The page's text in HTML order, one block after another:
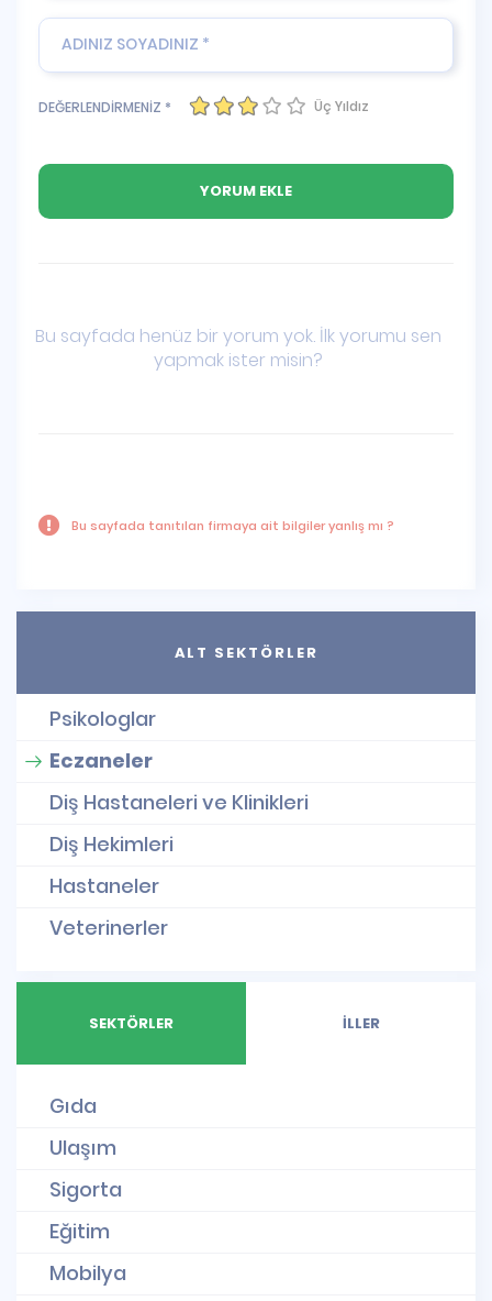
DEĞERLENDİRMENİZ * Üç Yıldız
Bu sayfada henüz bir yorum yok. İlk yorumu sen
yapmak ister misin?
Bu sayfada tanıtılan firmaya ait bilgiler yanlış mı ?
ALT SEKTÖRLER
Psikologlar
Eczaneler
Diş Hastaneleri ve Klinikleri
Diş Hekimleri
Hastaneler
Veterinerler
SEKTÖRLER İLLER
Gıda
Ulaşım
Sigorta
Eğitim
Mobilya